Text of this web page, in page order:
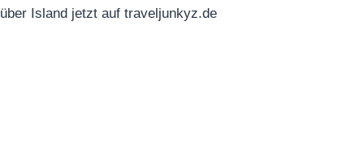
über Island jetzt auf traveljunkyz.de